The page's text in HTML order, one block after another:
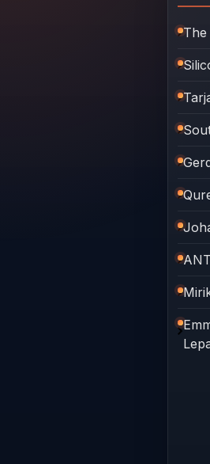
The
ANT